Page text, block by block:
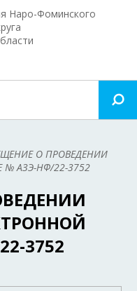
Наро-Фоминского
О ПРОВЕДЕНИИ
АЗЭ-НФ/22-3752
3752